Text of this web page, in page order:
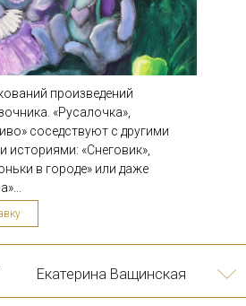
произведений
«Русалочка»,
соседствуют с другими
историями: «Снеговик»,
в городе» или даже
Объединение YOLKA art